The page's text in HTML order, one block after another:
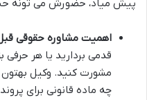
پیش میاد، حضورش می تونه
اهمیت مشاوره حقوقی
قدمی بردارید یا هر حرفی
مشورت کنید. وکیل
چه ماده قانونی برای